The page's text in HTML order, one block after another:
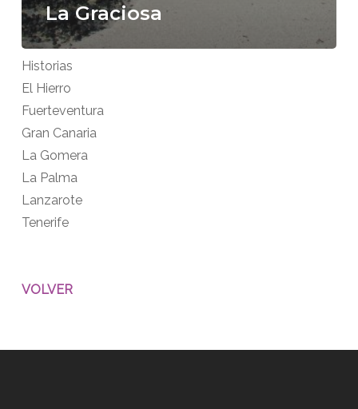
La Graciosa
Historias
El Hierro
Fuerteventura
Gran Canaria
La Gomera
La Palma
Lanzarote
Tenerife
VOLVER